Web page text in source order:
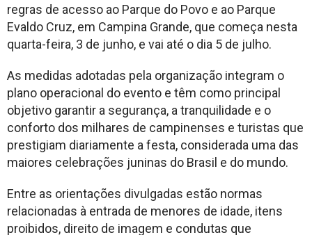
regras de acesso ao Parque do Povo e ao Parque
Evaldo Cruz, em Campina Grande, que começa nesta
quarta-feira, 3 de junho, e vai até o dia 5 de julho.
As medidas adotadas pela organização integram o
plano operacional do evento e têm como principal
objetivo garantir a segurança, a tranquilidade e o
conforto dos milhares de campinenses e turistas que
prestigiam diariamente a festa, considerada uma das
maiores celebrações juninas do Brasil e do mundo.
Entre as orientações divulgadas estão normas
relacionadas à entrada de menores de idade, itens
proibidos, direito de imagem e condutas que